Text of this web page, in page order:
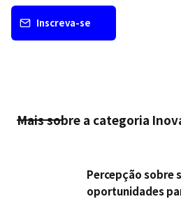
Inscreva-se
Mais sobre a categoria
Percepção sobre
oportunidades